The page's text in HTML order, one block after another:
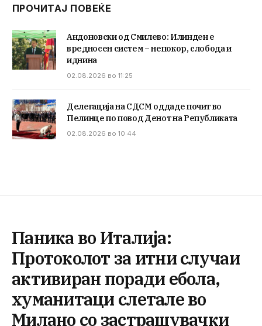
ПРОЧИТАЈ ПОВЕЌЕ
Андоновски од Смилево: Илинден е
вредносен систем – непокор, слобода и
иднина
02.08.2026 во 11:25
Делегација на СДСМ оддаде почит во
Пелинце по повод Денот на Републиката
02.08.2026 во 10:44
Паника во Италија:
Протоколот за итни случаи
активиран поради ебола,
хуманитаци слетале во
Милано со застрашувачки